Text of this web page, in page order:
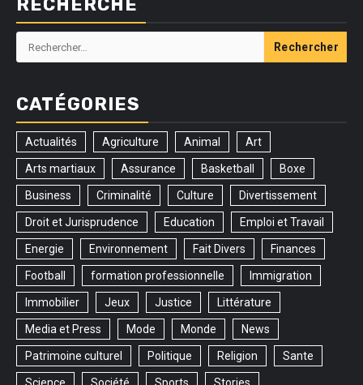
RECHERCHE
Rechercher :
CATÉGORIES
Actualités Agriculture Animal Art
Arts martiaux Assurance Basketball Boxe
Business Criminalité Culture Divertissement
Droit et Jurisprudence Education Emploi et Travail
Energie Environnement Fait Divers Finances
Football formation professionnelle Immigration
Immobilier Jeux Justice Littérature
Media et Press Mode Monde News
Patrimoine culturel Politique Religion Sante